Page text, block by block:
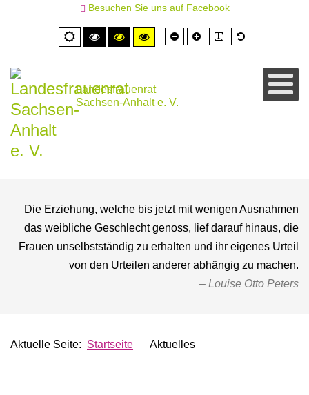
Besuchen Sie uns auf Facebook
Normale
Ansicht
Hoher
Kontrast
Hoher
Kontrast
Hoher
Kontrast
Schrift
kleiner
Schrift
größer
Landesfrauenrat
Sachsen-Anhalt e. V.
Die Erziehung, welche bis jetzt mit wenigen Ausnahmen
das weibliche Geschlecht genoss, lief darauf hinaus, die
Frauen unselbstständig zu erhalten und ihr eigenes Urteil
von den Urteilen anderer abhängig zu machen.
Louise Otto Peters
Aktuelle Seite: Startseite Aktuelles